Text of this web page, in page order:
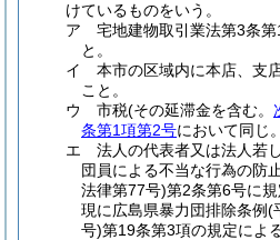
けているものをいう。
ア
宅地建物取引業法第3条
と。
イ
本市の区域内に本店、支
こと。
ウ
市税(その延滞金を含む。
条第1項第2号において同じ
エ
法人の代表者又は法人若
団員による不当な行為の防
法律第77号)第2条第6号に
現に広島県暴力団排除条例(
号)第19条第3項の規定によ